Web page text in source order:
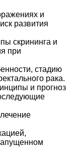
и
развития
скрининга и
при
стадию
рака.
и прогноз